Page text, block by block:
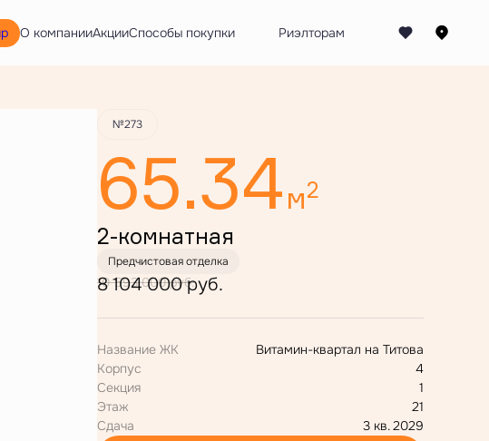
О компанииАкцииСпособы покупки Забронировать
№273
65.34м2
2-комнатная
Предчистовая отделка
10 593 000 руб.
8 104 000 руб.
Название ЖК
Витамин-квартал на Титова
Корпус
4
Секция
1
Этаж
21
Сдача
3 кв. 2029